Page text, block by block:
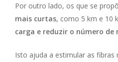
Por outro lado, os que se
mais curtas, como 5 km e 10
carga e reduzir o número de
Isto ajuda a estimular as fibras